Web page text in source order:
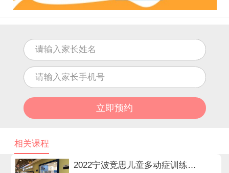
相关课程
2022宁波竞思儿童多动症训练课程